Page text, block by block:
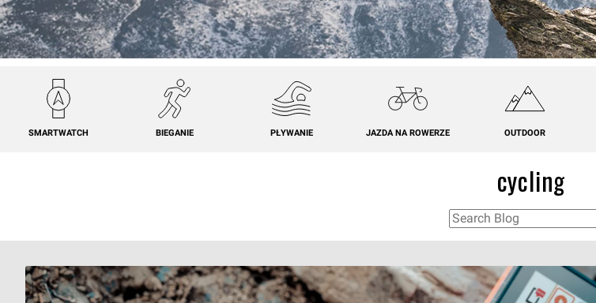
SMARTWATCH BIEGANIE PŁYWANIE JAZDA NA ROWERZE OUTDOOR
cycling